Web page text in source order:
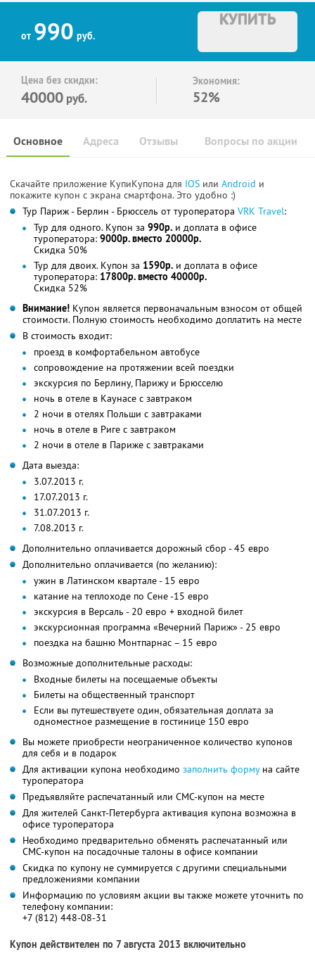
от 990 руб.
КУПИТЬ
Цена без скидки:
40000 руб.
Экономия:
52%
Основное Отзывы Вопросы по акции
Адреса
Скачайте приложение КупиКупона для IOS или Android и
покажите купон с экрана смартфона. Это удобно :)
Тур Париж - Берлин - Брюссель от туроператора VRK Travel:
Тур для одного. Купон за 990р. и доплата в офисе
туроператора: 9000р. вместо 20000р.
Скидка 50%
Тур для двоих. Купон за 1590р. и доплата в офисе
туроператора: 17800р. вместо 40000р.
Скидка 52%
Внимание! Купон является первоначальным взносом от общей
стоимости. Полную стоимость необходимо доплатить на месте
В стоимость входит:
проезд в комфортабельном автобусе
сопровождение на протяжении всей поездки
экскурсия по Берлину, Парижу и Брюсселю
ночь в отеле в Каунасе с завтраком
2 ночи в отелях Польши с завтраками
ночь в отеле в Риге с завтраком
2 ночи в отеле в Париже с завтраками
Дата выезда:
3.07.2013 г.
17.07.2013 г.
31.07.2013 г.
7.08.2013 г.
Дополнительно оплачивается дорожный сбор - 45 евро
Дополнительно оплачивается (по желанию):
ужин в Латинском квартале - 15 евро
катание на теплоходе по Сене -15 евро
экскурсия в Версаль - 20 евро + входной билет
экскурсионная программа «Вечерний Париж» - 25 евро
поездка на башню Монтпарнас – 15 евро
Возможные дополнительные расходы:
Входные билеты на посещаемые объекты
Билеты на общественный транспорт
Если вы путешествуете один, обязательная доплата за
одноместное размещение в гостинице 150 евро
Вы можете приобрести неограниченное количество купонов
для себя и в подарок
Для активации купона необходимо заполнить форму на сайте
туроператора
Предъявляйте распечатанный или СМС-купон на месте
Для жителей Санкт-Петербурга активация купона возможна в
офисе туроператора
Необходимо предварительно обменять распечатанный или
СМС-купон на посадочные талоны в офисе компании
Скидка по купону не суммируется с другими специальными
предложениями компании
Информацию по условиям акции вы также можете уточнить по
телефону компании:
+7 (812) 448-08-31
Купон действителен по 7 августа 2013 включительно